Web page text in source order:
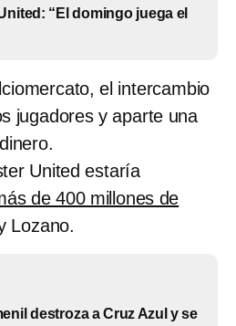
“El domingo juega el
el intercambio
jugadores y aparte una
United estaría
de 400 millones de
Lozano.
destroza a Cruz Azul y se